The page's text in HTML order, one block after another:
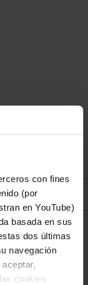
con fines
(por
en YouTube)
basada en sus
dos últimas
navegación
cookies